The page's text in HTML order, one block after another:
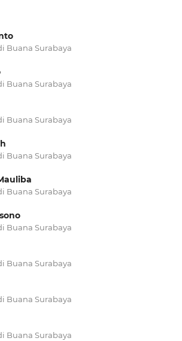
Buana Surabaya
Buana Surabaya
Buana Surabaya
Buana Surabaya
Buana Surabaya
Buana Surabaya
Buana Surabaya
Buana Surabaya
Buana Surabaya